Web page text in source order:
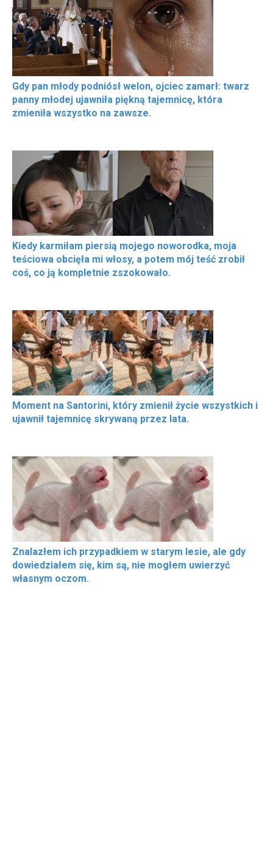
Gdy pan młody podniósł welon, ojciec zamarł: twarz
panny młodej ujawniła piękną tajemnicę, która
zmieniła wszystko na zawsze.
Kiedy karmiłam piersią mojego noworodka, moja
teściowa obcięła mi włosy, a potem mój teść zrobił
coś, co ją kompletnie zszokowało.
Moment na Santorini, który zmienił życie wszystkich i
ujawnił tajemnicę skrywaną przez lata.
Znalazłem ich przypadkiem w starym lesie, ale gdy
dowiedziałem się, kim są, nie mogłem uwierzyć
własnym oczom.